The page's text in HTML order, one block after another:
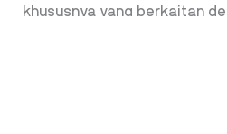
khususnya yang berkaitan